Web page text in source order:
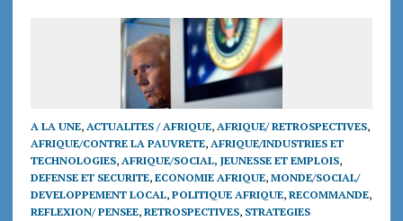
A LA UNE, ACTUALITES / AFRIQUE, AFRIQUE/ RETROSPECTIVES,
AFRIQUE/CONTRE LA PAUVRETE, AFRIQUE/INDUSTRIES ET
TECHNOLOGIES, AFRIQUE/SOCIAL, JEUNESSE ET EMPLOIS,
DEFENSE ET SECURITE, ECONOMIE AFRIQUE, MONDE/SOCIAL/
DEVELOPPEMENT LOCAL, POLITIQUE AFRIQUE, RECOMMANDE,
REFLEXION/ PENSEE, RETROSPECTIVES, STRATEGIES